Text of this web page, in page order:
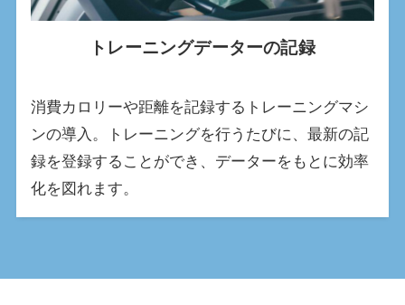
トレーニングデーターの記録
消費カロリーや距離を記録するトレーニングマシ
ンの導入。トレーニングを行うたびに、最新の記
録を登録することができ、データーをもとに効率
化を図れます。